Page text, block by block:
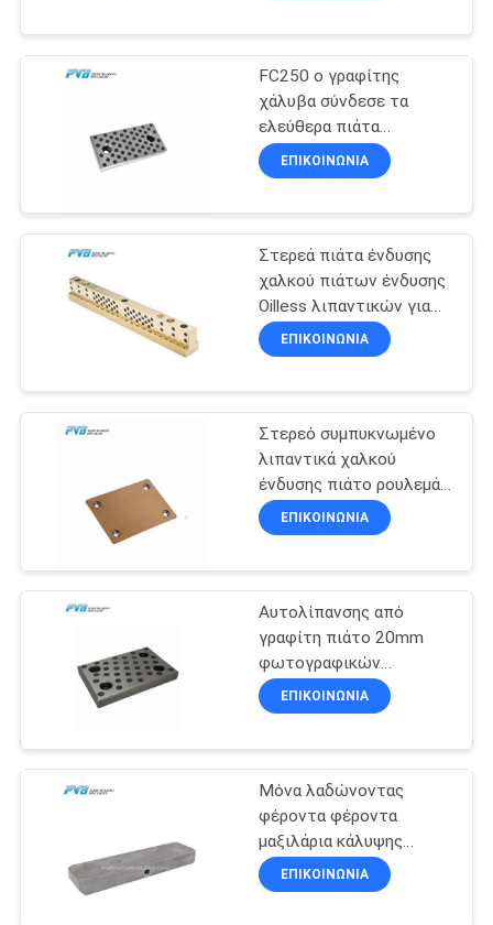
ΕΠΙΣΚΕΨΉ
ΕΡΓΟΣΤΑΣΊΟΥ
ΠΟΙΌΤΗΤΑΣ
ΕΠΙΚΟΙΝΩΝΉΣΤΕ
ΥΠΟΘΈΣΕΙΣ
SITEMAP
PRIVACY
POLICY
Τυλιγμένο
ρουλεμάν χαλκού
Ευθυγραμμισμένος
PTFE δακτύλιος
Δακτύλιος POM
8
Διμεταλλικός
δακτύλιος
FC250 ο γραφίτης
χάλυβα σύνδεσε τα
ελεύθερα πιάτα
φωτογραφικών
διαφανειών πετρελαίου
ΕΠΙΚΟΙΝΩΝΊΑ
Στερεά πιάτα ένδυσης
χαλκού πιάτων ένδυσης
Oilless λιπαντικών για
τα τυποποιημένα
συστατικά
ΕΠΙΚΟΙΝΩΝΊΑ
Στερεό συμπυκνωμένο
λιπαντικά χαλκού
ένδυσης πιάτο ρουλεμάν
φωτογραφικών
διαφανειών πιάτων
ΕΠΙΚΟΙΝΩΝΊΑ
Αυτολίπανσης από
γραφίτη πιάτο 20mm
φωτογραφικών
διαφανειών πετρελαίου
ελεύθερο πιάτα ένδυσης
ΕΠΙΚΟΙΝΩΝΊΑ
Μόνα λαδώνοντας
φέροντα φέροντα
μαξιλάρια κάλυψης
πορτών μαξιλαριών
σύνθετα
ΕΠΙΚΟΙΝΩΝΊΑ